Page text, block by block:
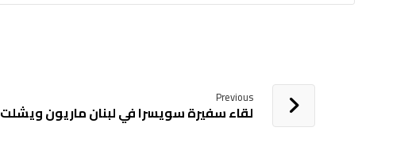
Previous
لقاء سفيرة سويسرا في لبنان ماريون ويشلت